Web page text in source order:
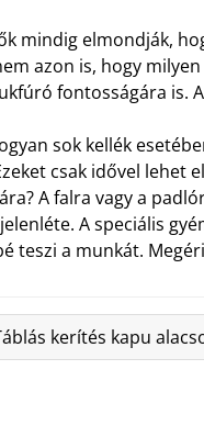
mindig elmondják,
azon is, hogy
fontosságára is.
sok kellék
csak idővel lehet
A falra vagy a
A speciális
teszi a munkát.
kerítés kapu